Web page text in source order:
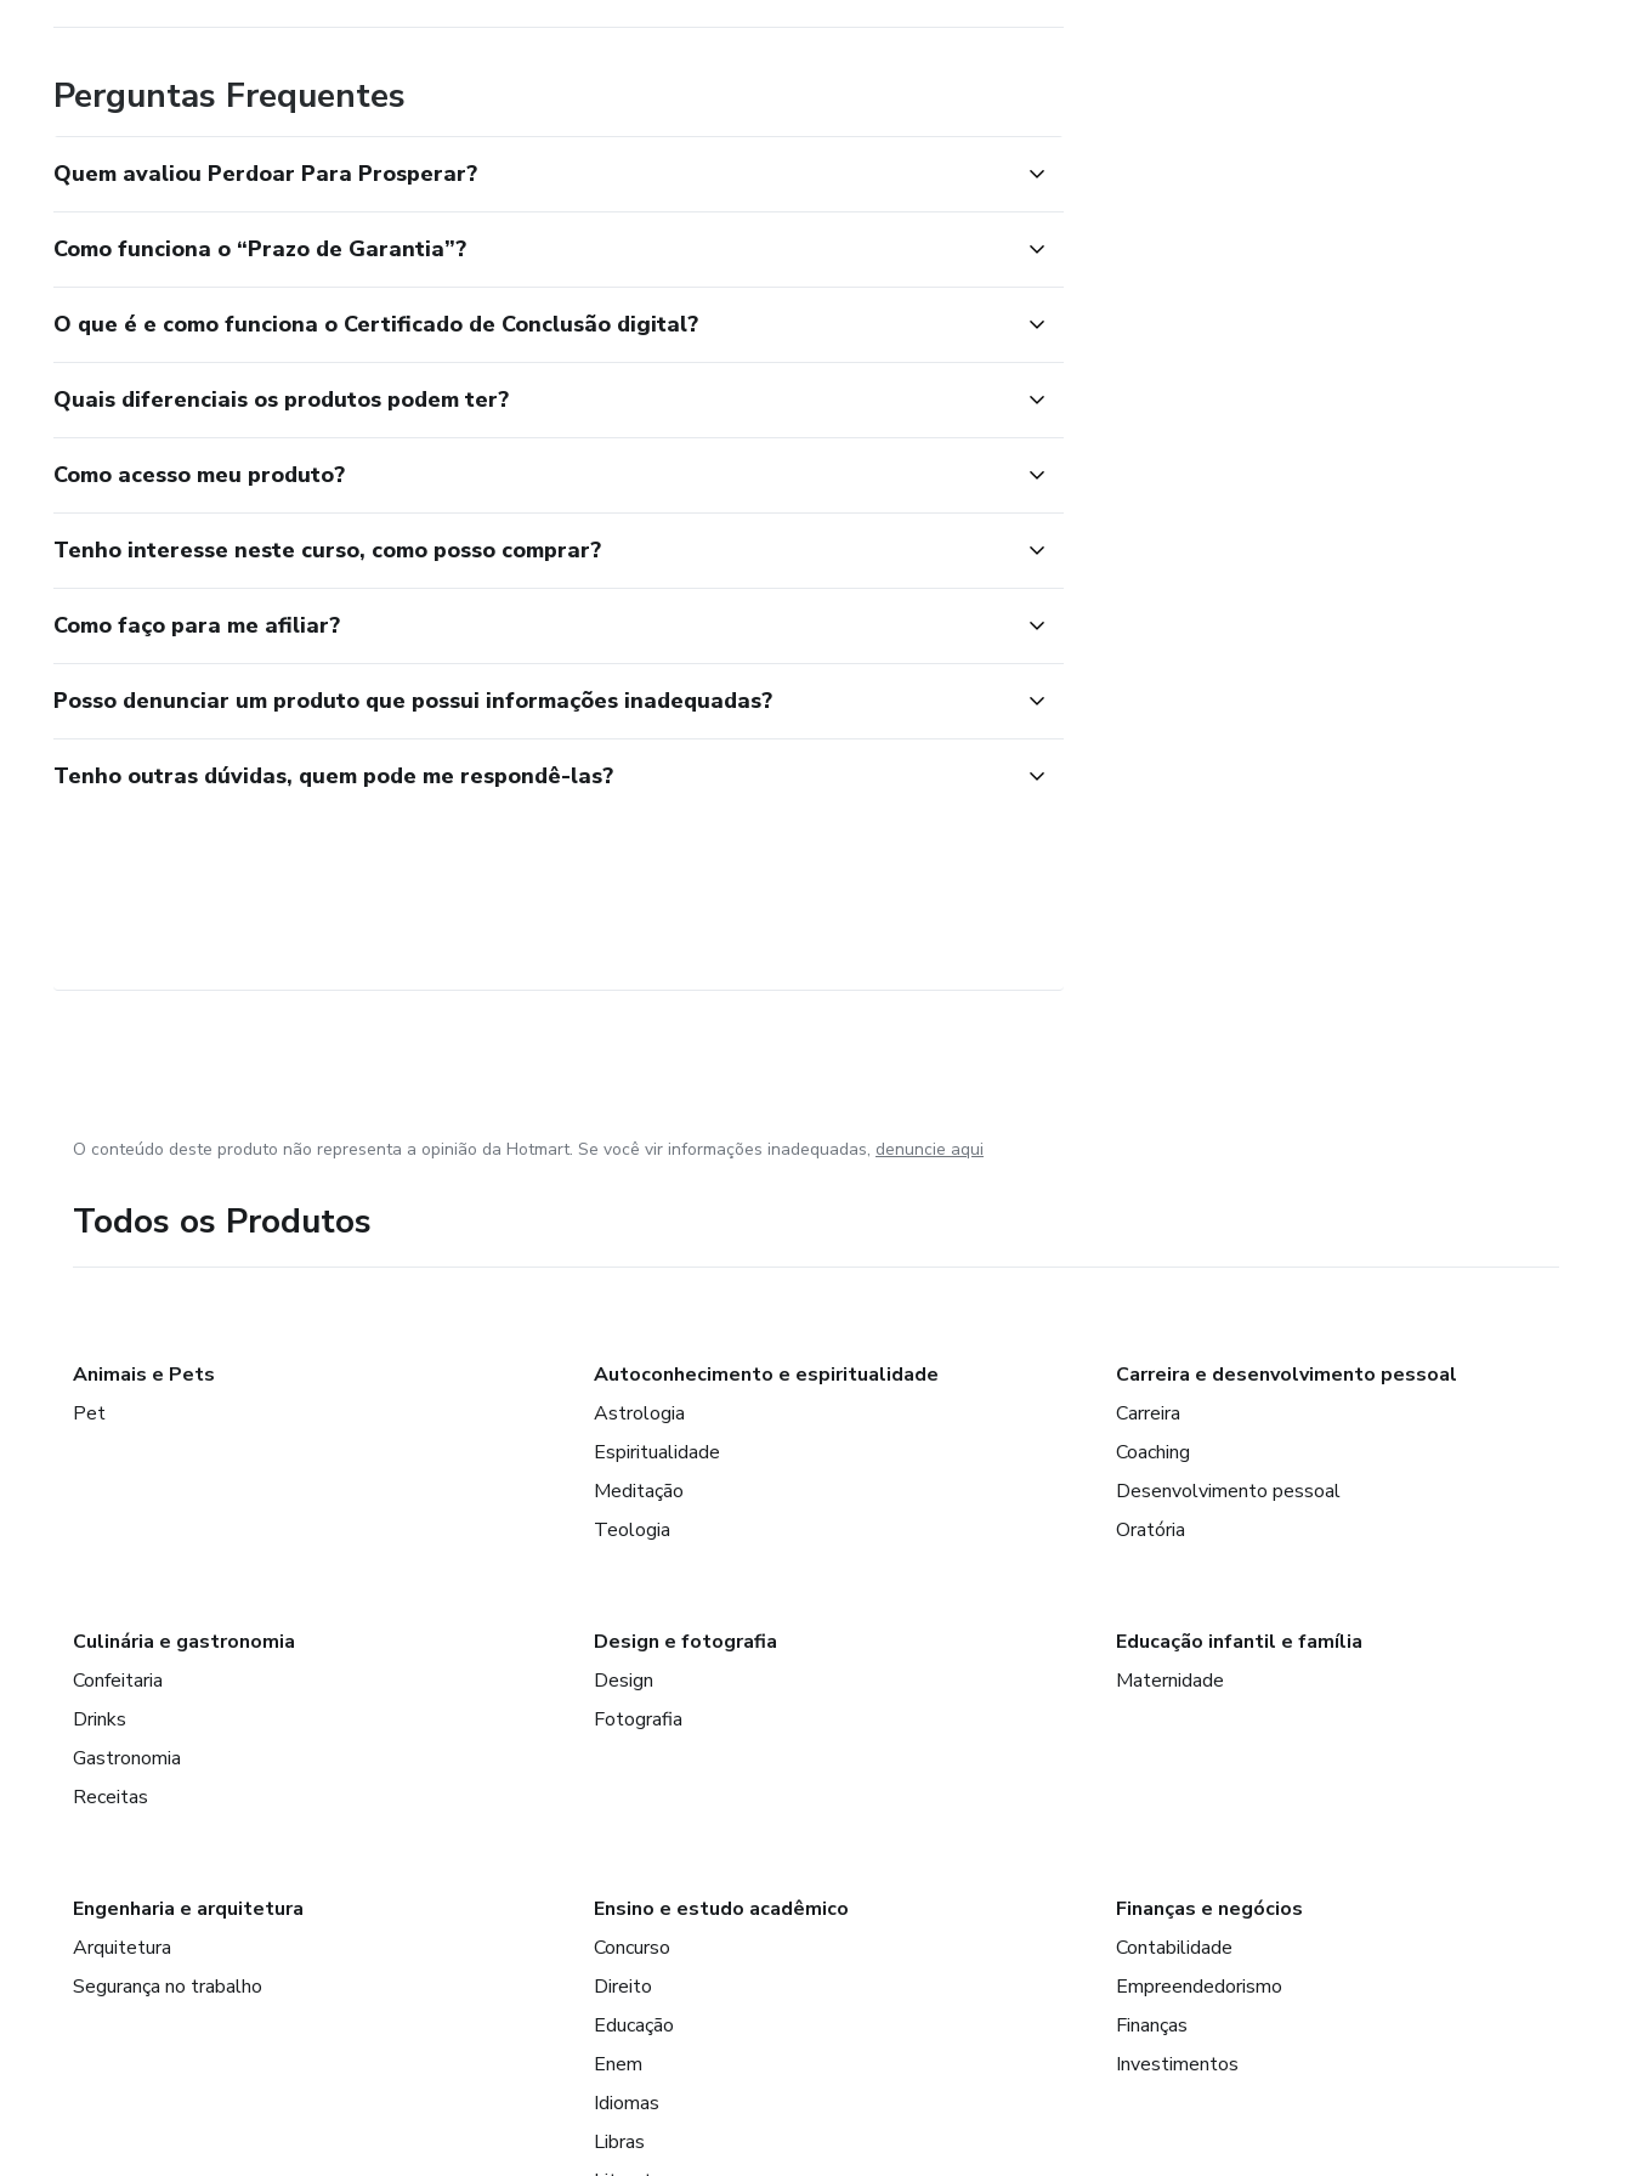
Perguntas Frequentes
Quem avaliou Perdoar Para Prosperar?
Como funciona o “Prazo de Garantia”?
O que é e como funciona o Certificado de Conclusão digital?
Quais diferenciais os produtos podem ter?
Como acesso meu produto?
Tenho interesse neste curso, como posso comprar?
Como faço para me afiliar?
Posso denunciar um produto que possui informações inadequadas?
Tenho outras dúvidas, quem pode me respondê-las?
O conteúdo deste produto não representa a opinião da Hotmart. Se você vir informações inadequadas, denuncie aqui
Todos os Produtos
Animais e Pets
Pet
Autoconhecimento e espiritualidade
Astrologia
Espiritualidade
Meditação
Teologia
Carreira e desenvolvimento pessoal
Carreira
Coaching
Desenvolvimento pessoal
Oratória
Culinária e gastronomia
Confeitaria
Drinks
Gastronomia
Receitas
Design e fotografia
Design
Fotografia
Educação infantil e família
Maternidade
Engenharia e arquitetura
Arquitetura
Segurança no trabalho
Ensino e estudo acadêmico
Concurso
Direito
Educação
Enem
Idiomas
Libras
Finanças e negócios
Contabilidade
Empreendedorismo
Finanças
Investimentos